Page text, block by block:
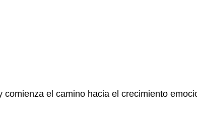
el camino hacia el crecimiento